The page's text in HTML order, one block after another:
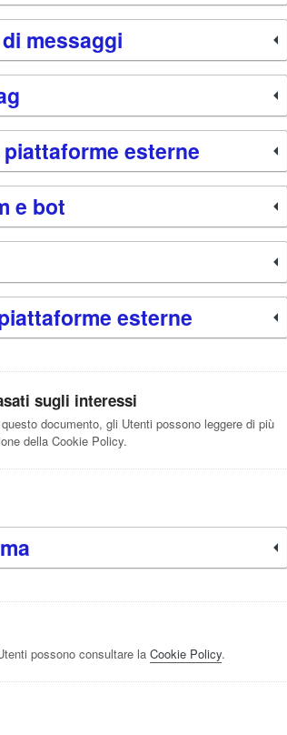
messaggi
esterne
e bot
esterne
sugli interessi
documento, gli Utenti possono leggere di più
della Cookie Policy.
possono consultare la Cookie Policy.